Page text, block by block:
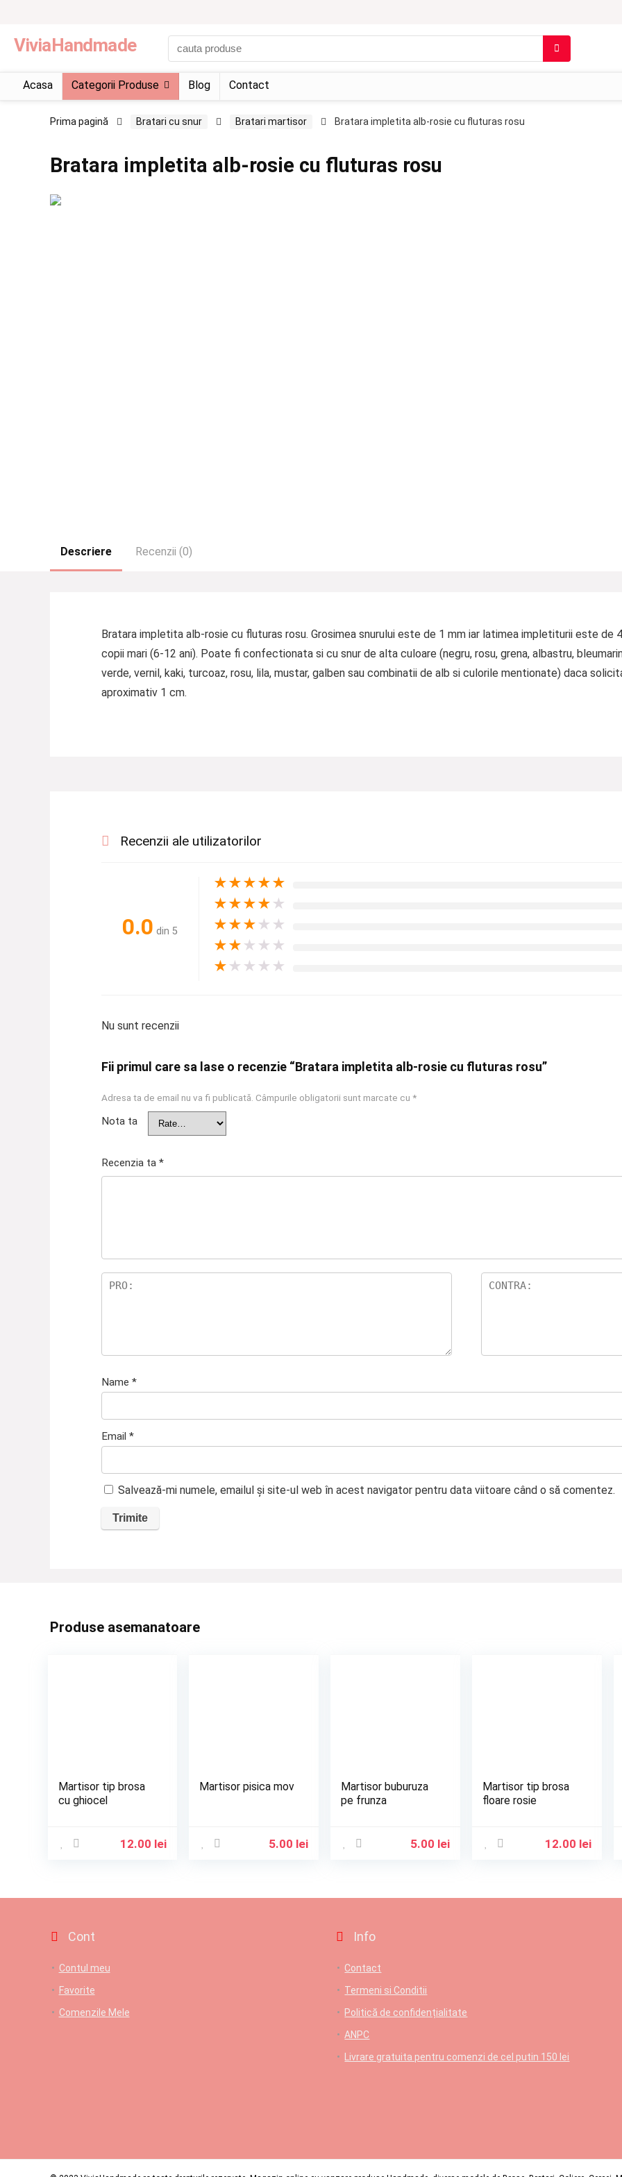
ViviaHandmade
Acasa Categorii Produse Blog Contact
Prima pagină Bratari cu snur Bratari martisor Bratara impletita alb-rosie cu fluturas rosu
Bratara impletita alb-rosie cu fluturas rosu
Descriere Recenzii (0)
Bratara impletita alb-rosie cu fluturas rosu. Grosimea snurului este de 1 mm iar latimea impletiturii este de
copii mari (6-12 ani). Poate fi confectionata si cu snur de alta culoare (negru, rosu, grena, albastru,
verde, vernil, kaki, turcoaz, rosu, lila, mustar, galben sau combinatii de alb si culorile mentionate) daca
aproximativ 1 cm.
Recenzii ale utilizatorilor
0.0 din 5
★★★★★
★★★★ ★
★★★ ★ ★
★★ ★ ★ ★
★ ★ ★ ★ ★
Nu sunt recenzii
Fii primul care sa lase o recenzie “Bratara impletita alb-rosie cu fluturas rosu”
Adresa ta de email nu va fi publicată. Câmpurile obligatorii sunt marcate cu *
Nota ta
Recenzia ta *
Name *
Email *
Salvează-mi numele, emailul și site-ul web în acest navigator pentru data viitoare când o să comentez.
Produse asemanatoare
Martisor tip brosa
cu ghiocel
12.00 lei
Martisor pisica mov
5.00 lei
Martisor buburuza
pe frunza
5.00 lei
Martisor tip brosa
floare rosie
12.00 lei
Cont
Contul meu
Favorite
Comenzile Mele
Info
Contact
Termeni si Conditii
Politică de confidențialitate
ANPC
Livrare gratuita pentru comenzi de cel putin 150 lei